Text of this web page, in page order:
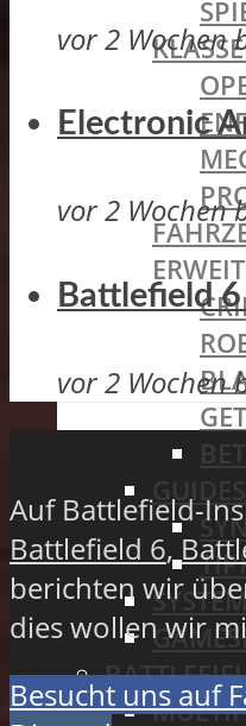
GUIDES
vor 2 Wochen
Electronic
vor 2 Wochen
Battlefield
vor 2 Wochen
Auf Battlefield-
Battlefield 6,
berichten wir
dies wollen wir
Besucht uns auf